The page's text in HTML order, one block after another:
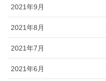
2021年9月
2021年8月
2021年7月
2021年6月